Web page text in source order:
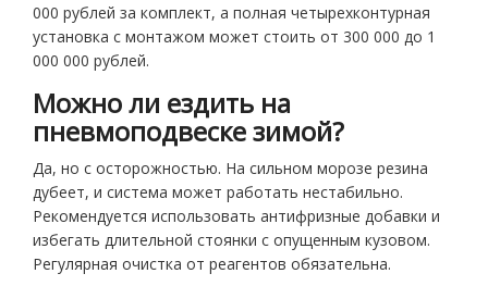
000 рублей за комплект, а полная четырехконтурная
установка с монтажом может стоить от 300 000 до 1
000 000 рублей.
Можно ли ездить на
пневмоподвеске зимой?
Да, но с осторожностью. На сильном морозе резина
дубеет, и система может работать нестабильно.
Рекомендуется использовать антифризные добавки и
избегать длительной стоянки с опущенным кузовом.
Регулярная очистка от реагентов обязательна.